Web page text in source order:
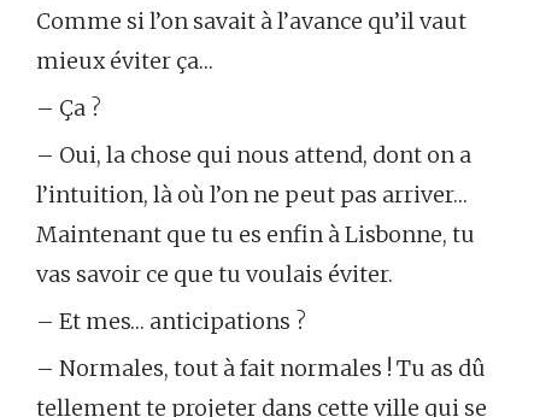
Comme si l’on savait à l’avance qu’il vaut
mieux éviter ça…
– Ça ?
– Oui, la chose qui nous attend, dont on a
l’intuition, là où l’on ne peut pas arriver…
Maintenant que tu es enfin à Lisbonne, tu
vas savoir ce que tu voulais éviter.
– Et mes… anticipations ?
– Normales, tout à fait normales ! Tu as dû
tellement te projeter dans cette ville qui se